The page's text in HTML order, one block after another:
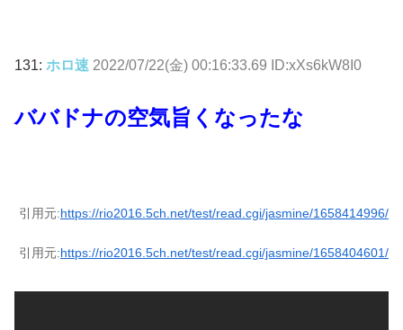
131: ホロ速 2022/07/22(金) 00:16:33.69 ID:xXs6kW8I0
ババドナの空気旨くなったな
引用元:https://rio2016.5ch.net/test/read.cgi/jasmine/1658414996/
引用元:https://rio2016.5ch.net/test/read.cgi/jasmine/1658404601/